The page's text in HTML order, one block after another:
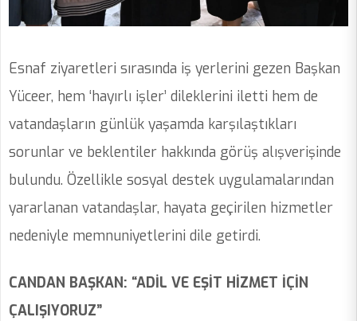
Esnaf ziyaretleri sırasında iş yerlerini gezen Başkan
Yüceer, hem ‘hayırlı işler’ dileklerini iletti hem de
vatandaşların günlük yaşamda karşılaştıkları
sorunlar ve beklentiler hakkında görüş alışverişinde
bulundu. Özellikle sosyal destek uygulamalarından
yararlanan vatandaşlar, hayata geçirilen hizmetler
nedeniyle memnuniyetlerini dile getirdi.
CANDAN BAŞKAN: “ADİL VE EŞİT HİZMET İÇİN
ÇALIŞIYORUZ”